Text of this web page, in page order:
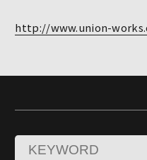
http://www.union-